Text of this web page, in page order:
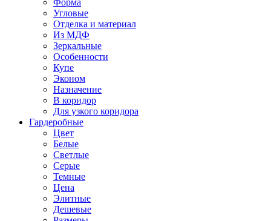
Форма
Угловые
Отделка и материал
Из МДФ
Зеркальные
Особенности
Купе
Эконом
Назначение
В коридор
Для узкого коридора
Гардеробные
Цвет
Белые
Светлые
Серые
Темные
Цена
Элитные
Дешевые